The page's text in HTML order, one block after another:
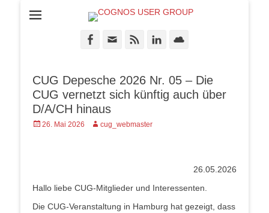
COGNOS USER
GROUP
DEUTSCHLAND * ÖSTERREICH * SCHWEIZ
Facebook Feed LinkedIn
CUG Depesche 2026 Nr. 05 – Die
CUG vernetzt sich künftig auch über
D/A/CH hinaus
Posted26. Mai 2026 Autorcug_webmaster
26.05.2026
Hallo liebe CUG-Mitglieder und Interessenten.
Die CUG-Veranstaltung in Hamburg hat gezeigt, dass